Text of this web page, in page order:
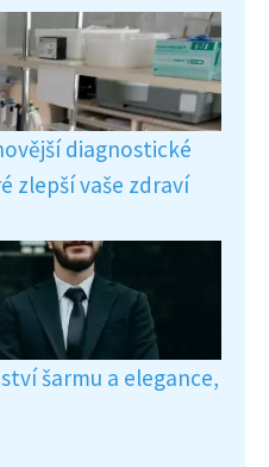
diagnostické
zlepší vaše zdraví
šarmu a elegance,